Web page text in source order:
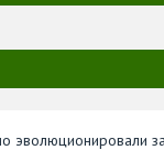
эволюционировали